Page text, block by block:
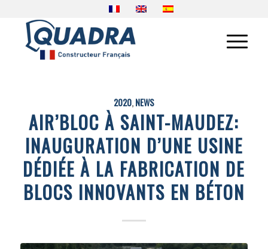
2020,NEWS
AIR’BLOC À SAINT-MAUDEZ:
INAUGURATION D’UNE USINE
DÉDIÉE À LA FABRICATION DE
BLOCS INNOVANTS EN BÉTON